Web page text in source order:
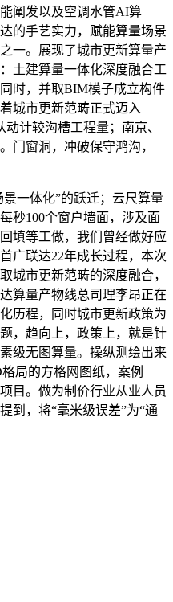
阐发以及空调水管AI算
的手艺实力，赋能算量场景
一。展现了城市更新算量产
土建算量一体化深度融合工
时，并取BIM模子成立构件
城市更新范畴正式迈入
计较沟槽工程量；南京、
门窗洞，冲破保守鸿沟，
一体化”的跃迁；云尺算量
秒100个窗户墙面，涉及面
填等工做，我们曾经做好应
广联达22年成长过程，本次
城市更新范畴的深度融合，
算量产物线总司理李昂正在
历程，同时城市更新政策为
，趋向上，政策上，就是针
级无图算量。操纵测绘出来
局的方格网图纸，案例
目。做为制价行业从业人员
到，将“毫米级误差”为“通